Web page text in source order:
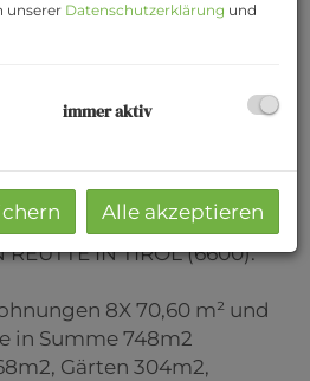
Der Kaufpreis
ist netto zzgl. UST (€
IN DER
REUTTE IN TIROL (6600).
8X 70,60 m² und
in Summe 748m2
Gärten 304m2,
unserer Datenschutzerklärung und
immer aktiv
Alle akzeptieren